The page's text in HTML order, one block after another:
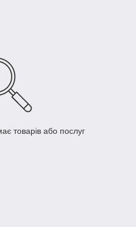
товарів або послуг